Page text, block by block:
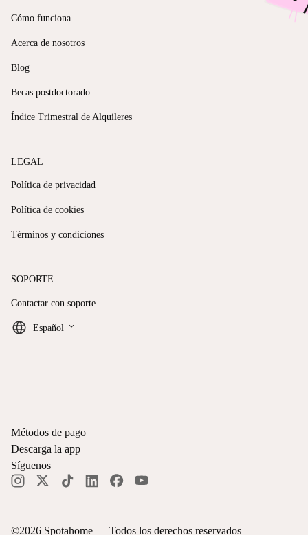
Cómo funciona
Acerca de nosotros
Blog
Becas postdoctorado
Índice Trimestral de Alquileres
LEGAL
Política de privacidad
Política de cookies
Términos y condiciones
SOPORTE
Contactar con soporte
Español keyboard_arrow_down
©2026 Spotahome — Todos los derechos reservados
Métodos de pago
Descarga la app
Síguenos